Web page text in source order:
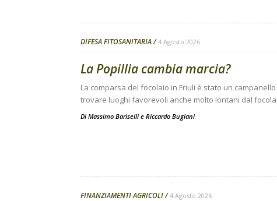
DIFESA FITOSANITARIA 4 Agosto 2026
La Popillia cambia marcia?
La comparsa del focolaio in Friuli è stato un
trovare luoghi favorevoli anche molto lontani dal
Di Massimo Bariselli e Riccardo Bugiani
FINANZIAMENTI AGRICOLI 4 Agosto 2026